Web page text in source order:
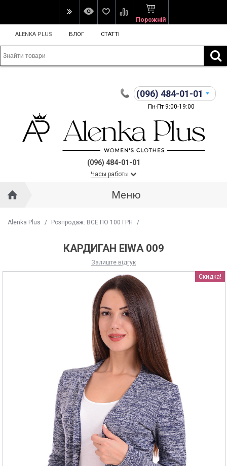
Порожній
ALENKA PLUS БЛОГ СТАТТІ
(096) 484-01-01
Пн-Пт 9:00-19:00
(096) 484-01-01
Часы работы
Меню
Alenka Plus / Розпродаж: ВСЕ ПО 100 ГРН /
КАРДИГАН EIWA 009
Залиште відгук
Скидка!